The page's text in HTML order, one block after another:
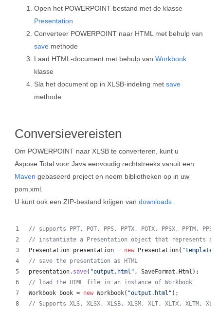
Open het POWERPOINT-bestand met de klasse
Presentation
Converteer POWERPOINT naar HTML met behulp van
save methode
Laad HTML-document met behulp van Workbook
klasse
Sla het document op in XLSB-indeling met save
methode
Conversievereisten
Om POWERPOINT naar XLSB te converteren, kunt u
Aspose.Total voor Java eenvoudig rechtstreeks vanuit een
Maven gebaseerd project en neem bibliotheken op in uw
pom.xml.
U kunt ook een ZIP-bestand krijgen van downloads
// supports PPT, POT, PPS, PPTX, POTX, PPSX, PPTM,
// instantiate a Presentation object that represents a
Presentation presentation = new Presentation(
// save the presentation as HTML
presentation. save( "output.html" , SaveFormat . Html );
// load the HTML file in an instance of Workbook
Workbook
book = new Workbook( "output.html" );
// Supports XLS, XLSX, XLSB, XLSM, XLT, XLTX, XLTM,